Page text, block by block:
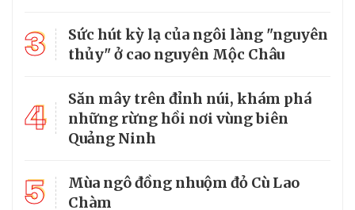
3
Sức hút kỳ lạ của ngôi làng "nguyên
thủy" ở cao nguyên Mộc Châu
4
Săn mây trên đỉnh núi, khám phá
những rừng hồi nơi vùng biên
Quảng Ninh
5
Mùa ngô đồng nhuộm đỏ Cù Lao
Chàm